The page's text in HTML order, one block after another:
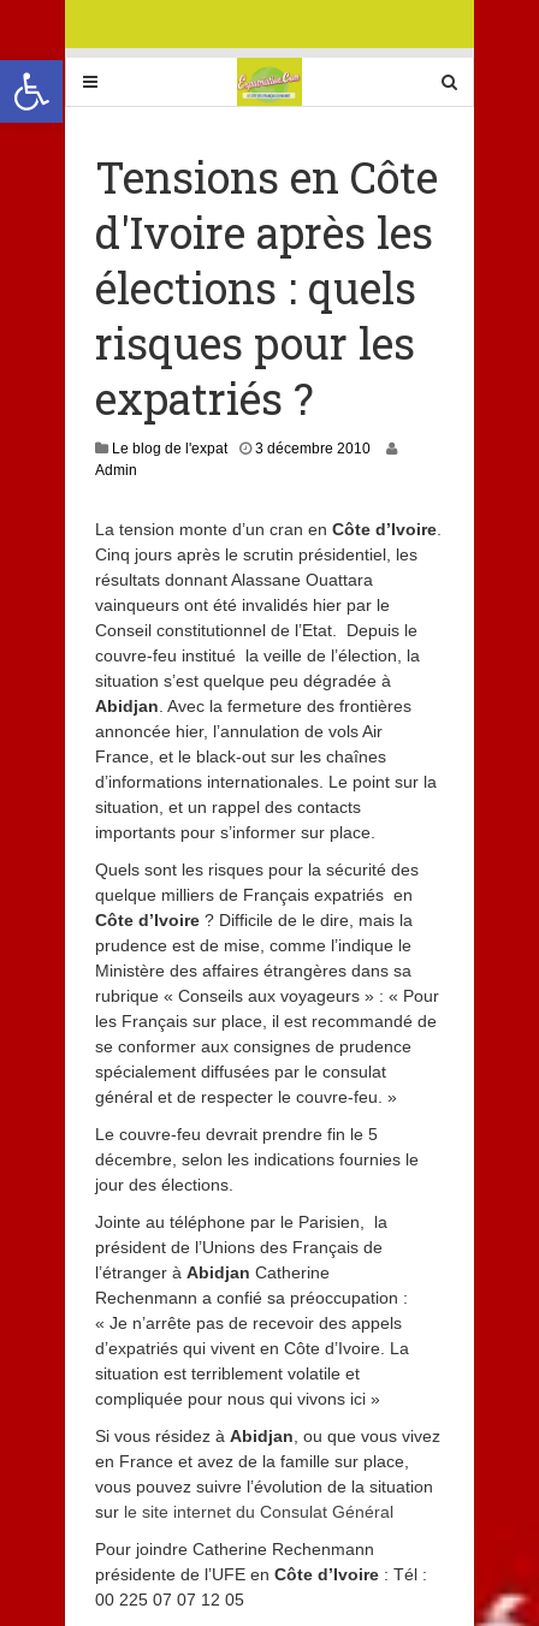
Ouvrir la barre d’outils
Tensions en Côte
d'Ivoire après les
élections : quels
risques pour les
expatriés ?
Le blog de l'expat
3 décembre 2010
Admin
La tension monte d’un cran en Côte d’Ivoire.
Cinq jours après le scrutin présidentiel, les
résultats donnant Alassane Ouattara
vainqueurs ont été invalidés hier par le
Conseil constitutionnel de l’Etat. Depuis le
couvre-feu institué la veille de l’élection, la
situation s’est quelque peu dégradée à
Abidjan . Avec la fermeture des frontières
annoncée hier, l’annulation de vols Air
France, et le black-out sur les chaînes
d’informations internationales. Le point sur la
situation, et un rappel des contacts
importants pour s’informer sur place.
Quels sont les risques pour la sécurité des
quelque milliers de Français expatriés en
Côte d’Ivoire? Difficile de le dire, mais la
prudence est de mise, comme l’indique le
Ministère des affaires étrangères dans sa
rubrique « Conseils aux voyageurs » : « Pour
les Français sur place, il est recommandé de
se conformer aux consignes de prudence
spécialement diffusées par le consulat
général et de respecter le couvre-feu. »
Le couvre-feu devrait prendre fin le 5
décembre, selon les indications fournies le
jour des élections.
Jointe au téléphone par le Parisien, la
président de l’Unions des Français de
l’étranger à Abidjan Catherine
Rechenmann a confié sa préoccupation :
« Je n’arrête pas de recevoir des appels
d’expatriés qui vivent en Côte d’Ivoire. La
situation est terriblement volatile et
compliquée pour nous qui vivons ici »
Si vous résidez à Abidjan , ou que vous vivez
en France et avez de la famille sur place,
vous pouvez suivre l’évolution de la situation
sur le site internet du Consulat Général
Pour joindre Catherine Rechenmann
présidente de l’UFE en Côte d’Ivoire: Tél :
00 225 07 07 12 05